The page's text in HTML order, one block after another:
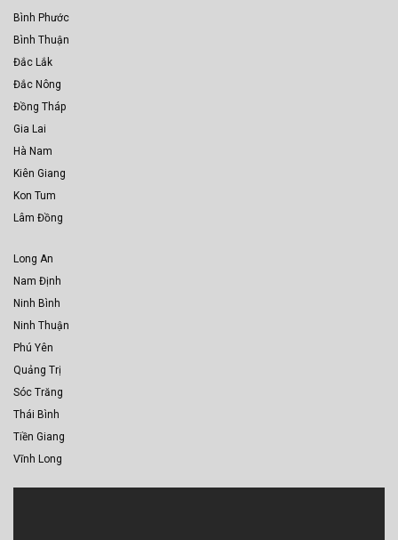
Bình Phước
Bình Thuận
Đắc Lắk
Đắc Nông
Đồng Tháp
Gia Lai
Hà Nam
Kiên Giang
Kon Tum
Lâm Đồng
Long An
Nam Định
Ninh Bình
Ninh Thuận
Phú Yên
Quảng Trị
Sóc Trăng
Thái Bình
Tiền Giang
Vĩnh Long